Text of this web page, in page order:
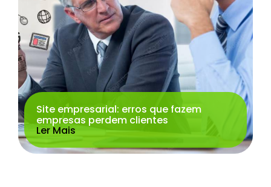
Site empresarial: erros que fazem
empresas perdem clientes
Ler Mais